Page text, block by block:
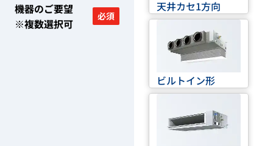
機器のご要望
※複数選択可
必須
天井カセ1方向
ビルトイン形